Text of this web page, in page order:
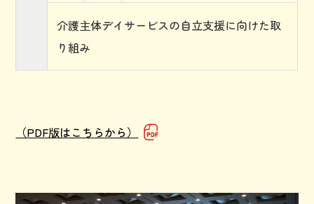
介護主体デイサービスの自立支援に向けた取
り組み
（PDF版はこちらから）